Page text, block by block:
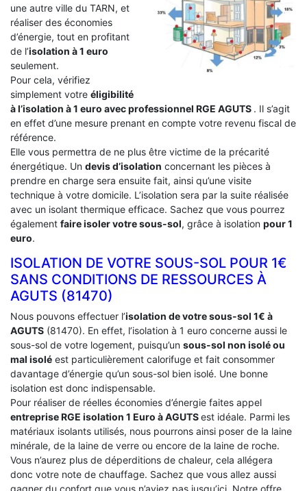
une autre ville du TARN, et
réaliser des économies
d’énergie, tout en profitant
de l’isolation à 1 euro
seulement.
Pour cela, vérifiez
simplement votre éligibilité
à l’isolation à 1 euro avec professionnel RGE AGUTS . Il s’agit
en effet d’une mesure prenant en compte votre revenu fiscal de
référence.
Elle vous permettra de ne plus être victime de la précarité
énergétique. Un devis d’isolation concernant les pièces à
prendre en charge sera ensuite fait, ainsi qu’une visite
technique à votre domicile. L’isolation sera par la suite réalisée
avec un isolant thermique efficace. Sachez que vous pourrez
également faire isoler votre sous-sol, grâce à isolation pour 1
euro.
ISOLATION DE VOTRE SOUS-SOL POUR 1€
SANS CONDITIONS DE RESSOURCES À
‎AGUTS (81470)
Nous pouvons effectuer l’isolation de votre sous-sol 1€ à
AGUTS (81470). En effet, l’isolation à 1 euro concerne aussi le
sous-sol de votre logement, puisqu’un sous-sol non isolé ou
mal isolé est particulièrement calorifuge et fait consommer
davantage d’énergie qu’un sous-sol bien isolé. Une bonne
isolation est donc indispensable.
Pour réaliser de réelles économies d’énergie faites appel
entreprise RGE isolation 1 Euro à AGUTSest idéale. Parmi les
matériaux isolants utilisés, nous pourrons ainsi poser de la laine
minérale, de la laine de verre ou encore de la laine de roche.
Vous n’aurez plus de déperditions de chaleur, cela allégera
donc votre note de chauffage. Sachez que vous allez aussi
gagner du confort que vous n’aviez pas jusqu’ici. Notre offre,